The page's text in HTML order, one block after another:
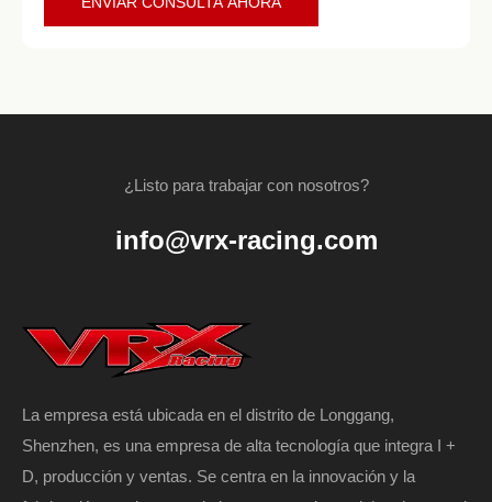
¿Listo para trabajar con nosotros?
info@vrx-racing.com
La empresa está ubicada en el distrito de Longgang,
Shenzhen, es una empresa de alta tecnología que integra I +
D, producción y ventas. Se centra en la innovación y la